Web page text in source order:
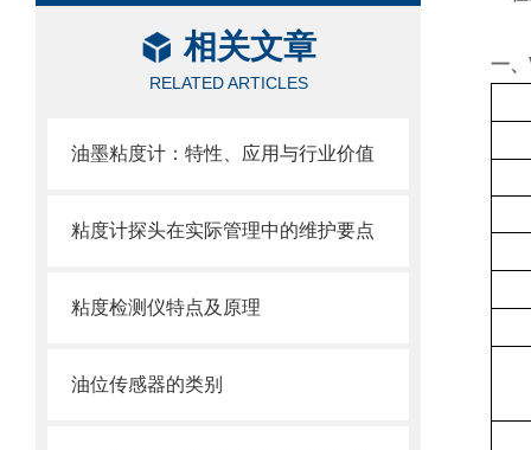
相关文章
RELATED ARTICLES
油墨粘度计：特性、应用与行业价值
粘度计探头在实际管理中的维护要点
粘度检测仪特点及原理
油位传感器的类别
一